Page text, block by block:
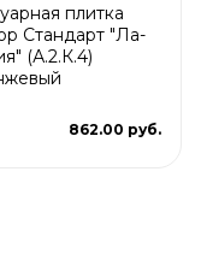
плитка
Стандарт "Ла-
(А.2.К.4)
862.00 руб.